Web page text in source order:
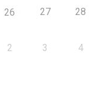
26 27 28
2 3 4